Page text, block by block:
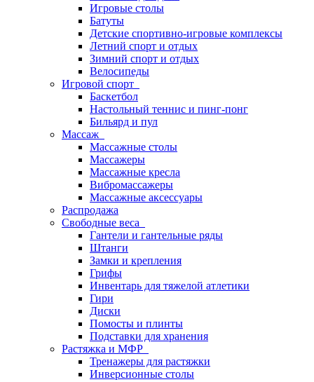
Игровые столы
Батуты
Детские спортивно-игровые комплексы
Летний спорт и отдых
Зимний спорт и отдых
Велосипеды
Игровой спорт
Баскетбол
Настольный теннис и пинг-понг
Бильярд и пул
Массаж
Массажные столы
Массажеры
Массажные кресла
Вибромассажеры
Массажные аксессуары
Распродажа
Свободные веса
Гантели и гантельные ряды
Штанги
Замки и крепления
Грифы
Инвентарь для тяжелой атлетики
Гири
Диски
Помосты и плинты
Подставки для хранения
Растяжка и МФР
Тренажеры для растяжки
Инверсионные столы